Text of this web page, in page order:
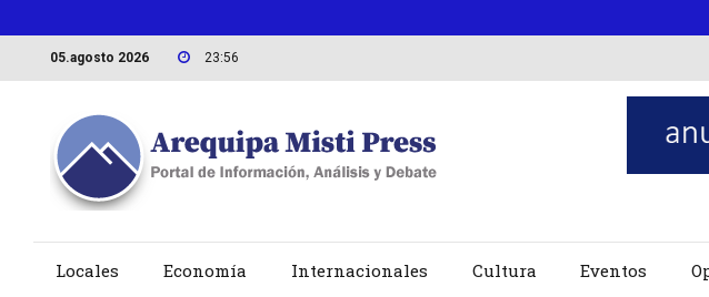
05.agosto 2026 23:56
Locales Economía Internacionales Cultura Eventos